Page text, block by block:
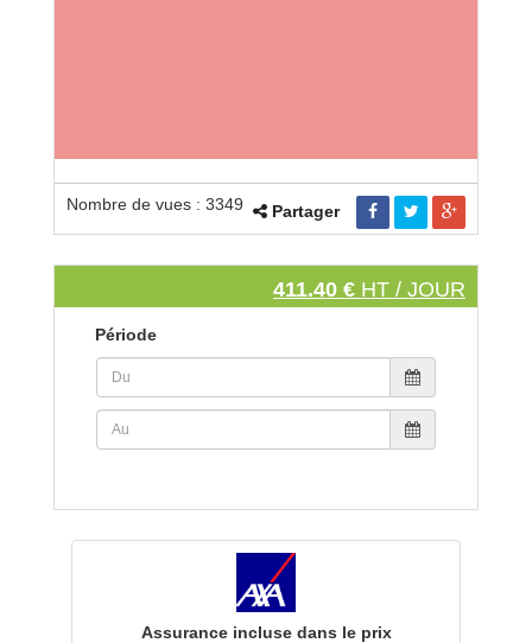
Nombre de vues : 3349 Partager
411.40 € HT / JOUR
Période
Assurance incluse dans le prix